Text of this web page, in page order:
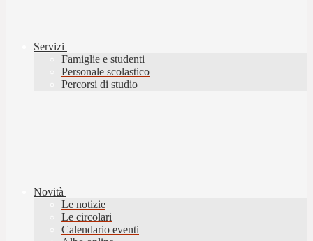
Servizi
Famiglie e studenti
Personale scolastico
Percorsi di studio
Novità
Le notizie
Le circolari
Calendario eventi